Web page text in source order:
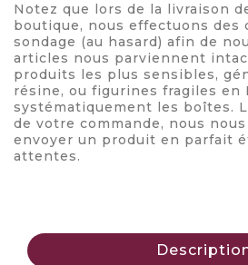
Notez que lors de la livraison
boutique, nous effectuons des
sondage (au hasard) afin de
articles nous parviennent
produits les plus sensibles,
résine, ou figurines fragiles en
systématiquement les boîtes.
de votre commande, nous
envoyer un produit en parfait
attentes.